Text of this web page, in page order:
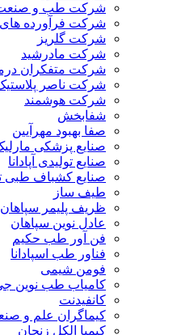
شرکت طب و
شرکت فرآورده های
شرکت گلریز
شرکت مادرشید
شرکت متفکران
شرکت ناصر
شرکت هوشمند
شفابخش
صفا بهبود مهرآیین
صنایع پزشکی
صنایع تولیدی آپادانا
صنایع کشباف طبی
طیف ساز
ظریف پلیمر سپاهان
عادل نوین سپاهان
فن آور طب حکیم
فناور طب اسپادانا
فومن شیمی
کامیاب طب نوین
کانفیدنت
کیماگران علم و
کیمیا الکل زنجان